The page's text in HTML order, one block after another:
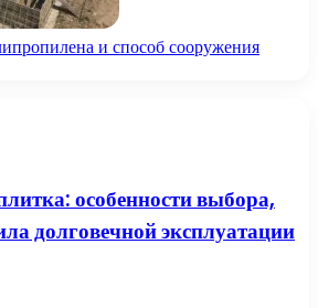
и способ сооружения
особенности выбора,
долговечной эксплуатации